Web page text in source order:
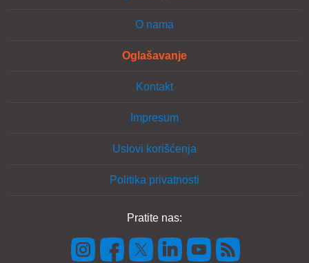
O nama
Oglašavanje
Kontakt
Impresum
Uslovi korišćenja
Politika privatnosti
Pratite nas: